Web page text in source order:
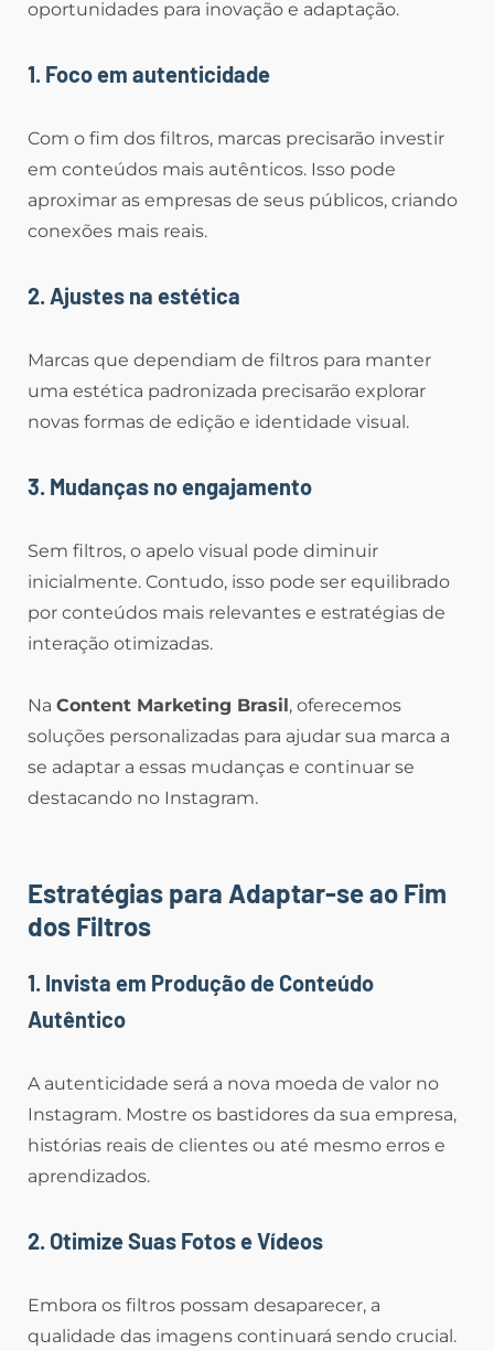
oportunidades para inovação e adaptação.
1. Foco em autenticidade
Com o fim dos filtros, marcas precisarão investir
em conteúdos mais autênticos. Isso pode
aproximar as empresas de seus públicos, criando
conexões mais reais.
2. Ajustes na estética
Marcas que dependiam de filtros para manter
uma estética padronizada precisarão explorar
novas formas de edição e identidade visual.
3. Mudanças no engajamento
Sem filtros, o apelo visual pode diminuir
inicialmente. Contudo, isso pode ser equilibrado
por conteúdos mais relevantes e estratégias de
interação otimizadas.
Na Content Marketing Brasil , oferecemos
soluções personalizadas para ajudar sua marca a
se adaptar a essas mudanças e continuar se
destacando no Instagram.
Estratégias para Adaptar-se ao Fim
dos Filtros
1. Invista em Produção de Conteúdo
Autêntico
A autenticidade será a nova moeda de valor no
Instagram. Mostre os bastidores da sua empresa,
histórias reais de clientes ou até mesmo erros e
aprendizados.
2. Otimize Suas Fotos e Vídeos
Embora os filtros possam desaparecer, a
qualidade das imagens continuará sendo crucial.